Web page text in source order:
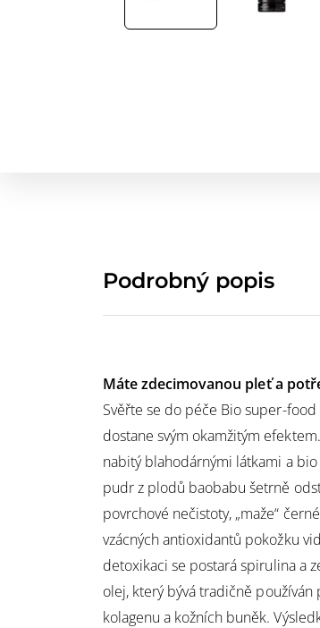
Podrobný popis
Máte zdecimovanou pleť a
Svěřte se do péče Bio super-
dostane svým okamžitým
nabitý blahodárnými látkami a
pudr z plodů baobabu šetrně
povrchové nečistoty, „maže“
vzácných antioxidantů pokožku
detoxikaci se postará spirulina a
olej, který bývá tradičně používán
kolagenu a kožních buněk.